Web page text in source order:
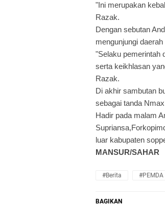
"Ini merupakan
Razak.
Dengan sebutan
mengunjungi
"Selaku pemerintah
serta keikhlasan
Razak.
Di akhir sambutan
sebagai tanda
Hadir pada malam
luar kabupaten
MANSUR/SAHAR
#Berita #PEMDA
BAGIKAN